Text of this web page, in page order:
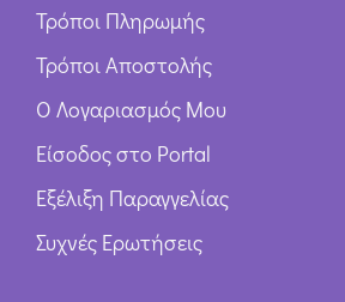
Τρόποι Πληρωμής
Τρόποι Αποστολής
Ο Λογαριασμός Μου
Είσοδος στο Portal
Εξέλιξη Παραγγελίας
Συχνές Ερωτήσεις